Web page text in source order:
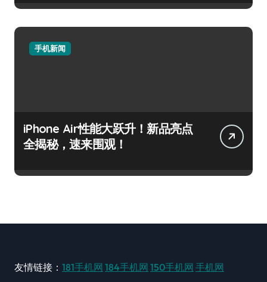
手机新闻
iPhone Air性能大跃升！新品亮点
全揭秘，速来围观！
友情链接： 181手机网 184手机网 150手机网 手机网